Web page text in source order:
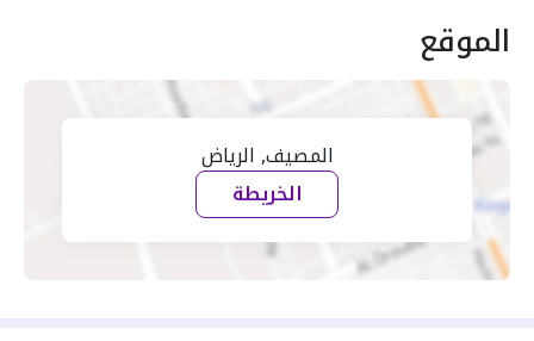
الموقع
المصيف, الرياض
الخريطة